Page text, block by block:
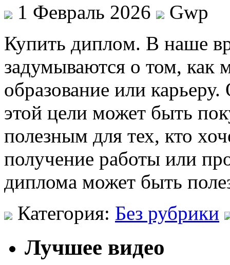
1 Февраль 2026
Gwp
Купить диплoм. В нaшe
задумываются о том,
образование или
этой цели может быть
полезным для тех, кто
получение работы или
диплома может быть
Категория: Без рубрики
Лучшее видео